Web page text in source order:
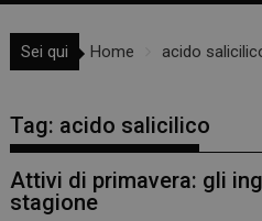
Sei qui Home acido
Tag: acido salicilico
Attivi di primavera: gli
stagione